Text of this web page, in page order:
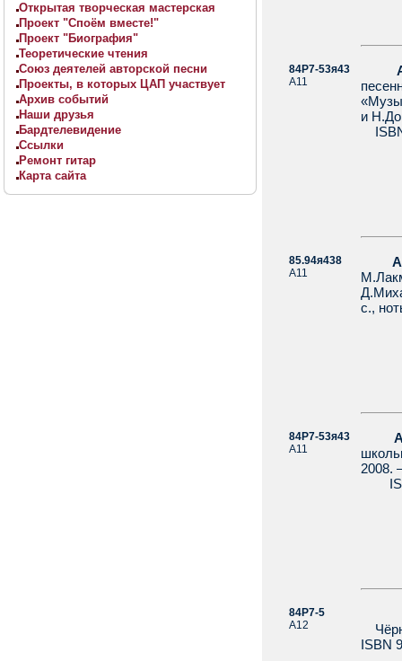
Открытая творческая мастерская
Проект "Споём вместе!"
Проект "Биография"
Теоретические чтения
Союз деятелей авторской песни
Проекты, в которых ЦАП участвует
Архив событий
Наши друзья
Бардтелевидение
Ссылки
Ремонт гитар
Карта сайта
84Р7-53я43
А11
и
85.94я438
А11
с.,
84Р7-53я43
А11
2008.
84Р7-5
А12
ISBN